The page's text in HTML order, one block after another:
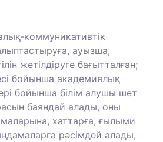
коммуникативтік
ауызша,
жетілдіруге бағытталған;
бойынша академиялық
бойынша білім алушы шет
баяндай алады, оны
хаттарға, ғылыми
рәсімдей алады,